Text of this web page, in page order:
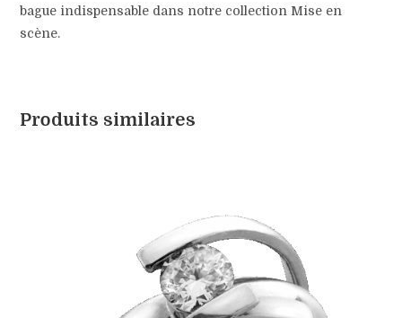
bague indispensable dans notre collection Mise en
scène.
Produits similaires